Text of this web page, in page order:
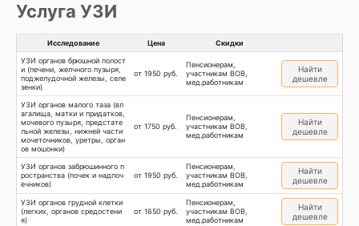
Услуга УЗИ
Исследование Цена
Скидки
УЗИ органов брюшной полост
и (печени, желчного пузыря,
поджелудочной железы, селе
зенки)
от 1950 руб.
Пенсионерам,
участникам ВОВ,
мед.работникам
Найти
дешевле
УЗИ органов малого таза (вл
агалища, матки и придатков,
мочевого пузыря, предстате
льной железы, нижней части
мочеточников, уретры, орган
ов мошонки)
от 1750 руб.
Пенсионерам,
участникам ВОВ,
мед.работникам
Найти
дешевле
УЗИ органов забрюшинного п
ространства (почек и надпоч
ечников)
от 1950 руб.
Пенсионерам,
участникам ВОВ,
мед.работникам
Найти
дешевле
УЗИ органов грудной клетки
(легких, органов средостени
я)
от 1650 руб.
Пенсионерам,
участникам ВОВ,
мед.работникам
Найти
дешевле